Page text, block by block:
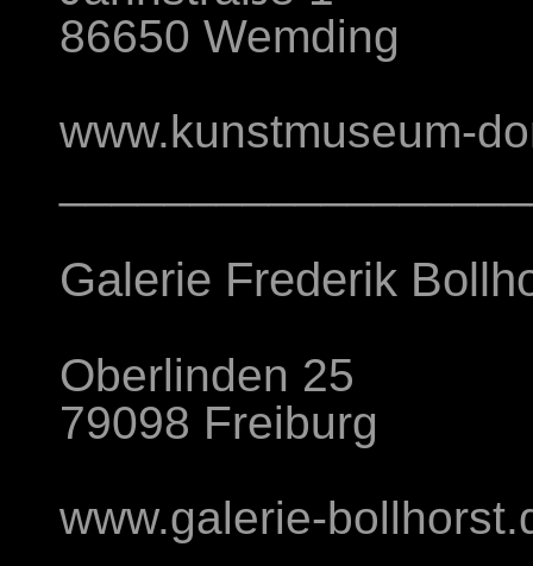
86650 Wemding
www.kunstmuseum-
Galerie Frederik
Oberlinden 25
79098 Freiburg
www.galerie-